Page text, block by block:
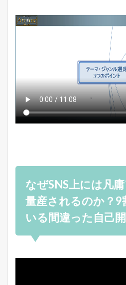
なぜSNS上には凡
量産されるのか？9
いる間違った自己